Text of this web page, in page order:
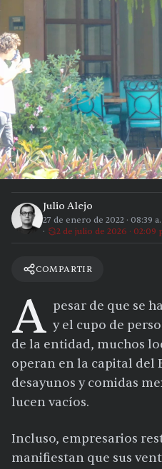
Julio Alejo
27 de enero de 2022 · 08:39
2 de julio de 2026 · 02:09
COMPARTIR
A pesar de que se
y el cupo de
de la entidad, muchos
operan en la capital del
desayunos y comidas
lucen vacíos.
Incluso, empresarios
manifiestan que sus